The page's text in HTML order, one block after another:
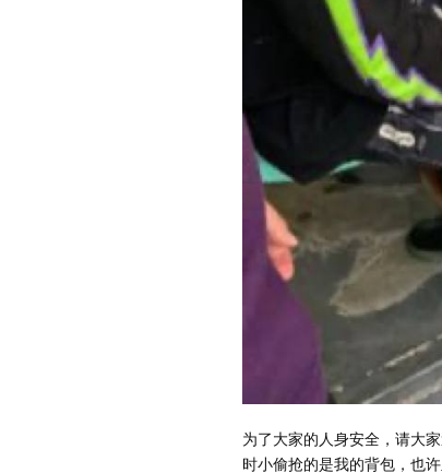
为了大家的人身安全，请大
时小偷抢的是我的背包，也